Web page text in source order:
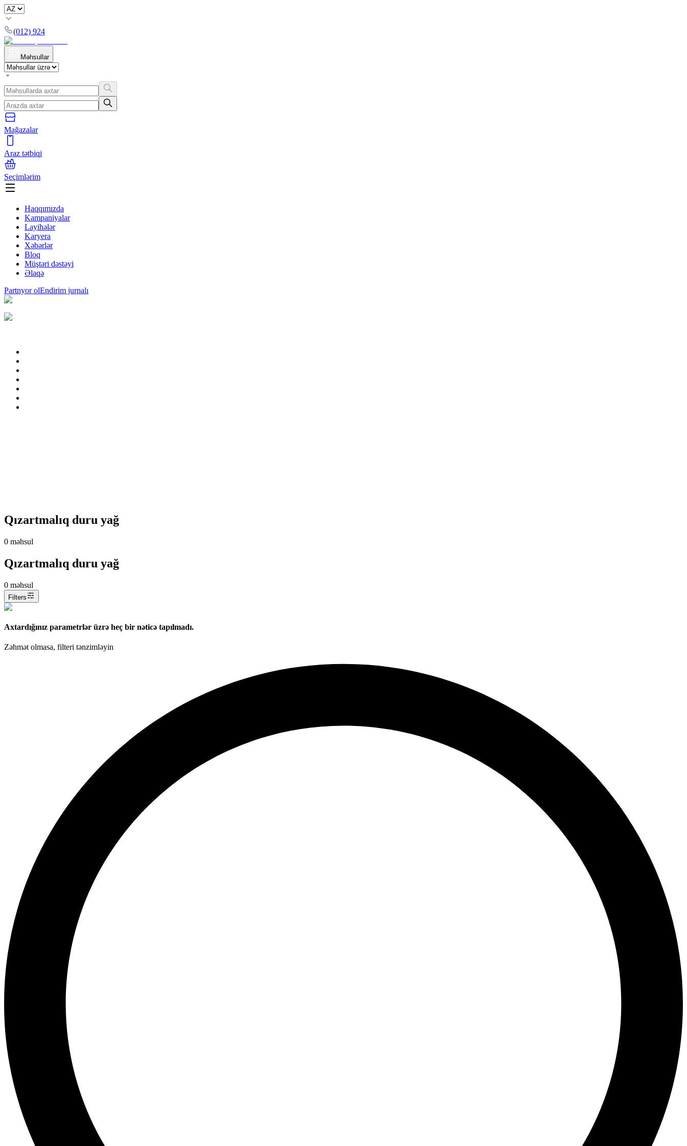
(012) 924
Məhsullar
Mağazalar
Araz tətbiqi
Seçimlərim
Haqqımızda
Kampaniyalar
Layihələr
Karyera
Xəbərlər
Bloq
Müştəri dəstəyi
Əlaqə
Partnyor olEndirim jurnalı
Qızartmalıq duru yağ
0 məhsul
Qızartmalıq duru yağ
0 məhsul
Filters
Axtardığınız parametrlər üzrə heç bir nəticə tapılmadı.
Zəhmət olmasa, filteri tənzimləyin